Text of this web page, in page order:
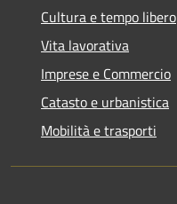
Cultura e tempo libero
Vita lavorativa
Imprese e Commercio
Catasto e urbanistica
Mobilità e trasporti